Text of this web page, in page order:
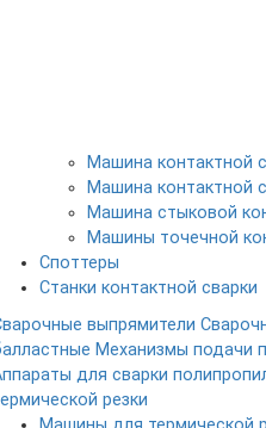
Машина контактной
Машина контактной
Машина стыковой
Машины точечной
Споттеры
Станки контактной сварки
выпрямители
Механизмы подачи
для сварки
резки